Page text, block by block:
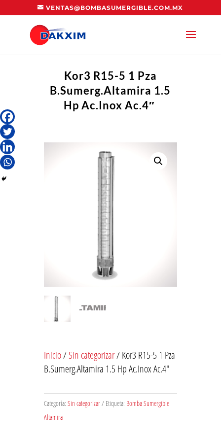
VENTAS@BOMBASUMERGIBLE.COM.MX
Kor3 R15-5 1 Pza
B.Sumerg.Altamira 1.5
Hp Ac.Inox Ac.4″
Inicio/Sin categorizar/ Kor3 R15-5 1 Pza
B.Sumerg.Altamira 1.5 Hp Ac.Inox Ac.4″
Categoría: Sin categorizar Etiqueta: Bomba Sumergible
Altamira